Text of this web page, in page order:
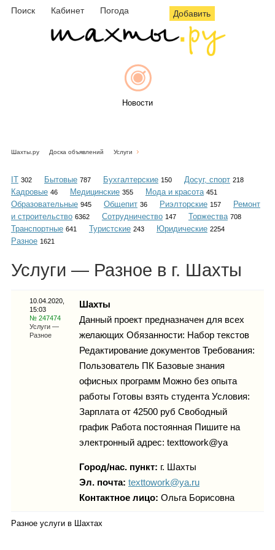
Поиск Кабинет Погода Добавить
Новости
Объявления
Каталог
Инфо
Гороскоп
Шахты.ру Доска объявлений Услуги
IT 302 Бытовые 787 Бухгалтерские 150 Досуг, спорт 218
Кадровые 46 Медицинские 355 Мода и красота 451
Образовательные 945 Общепит 36 Риэлторские 157
Ремонт
и строительство 6362 Сотрудничество 147 Торжества 708
Транспортные 641 Туристские 243 Юридические 2254
Разное 1621
Услуги — Разное в г. Шахты
10.04.2020,
15:03
№ 247474
Услуги —
Разное
Шахты
Данный проект предназначен для всех
желающих Обязанности: Набор текстов
Редактирование документов Требования:
Пользователь ПК Базовые знания
офисных программ Можно без опыта
работы Готовы взять студента Условия:
Зарплата от 42500 руб Свободный
график Работа постоянная Пишите на
электронный адрес: texttowork@ya
Город/нас. пункт: г. Шахты
Эл. почта: texttowork@ya.ru
Контактное лицо: Ольга Борисовна
Разное услуги в Шахтах